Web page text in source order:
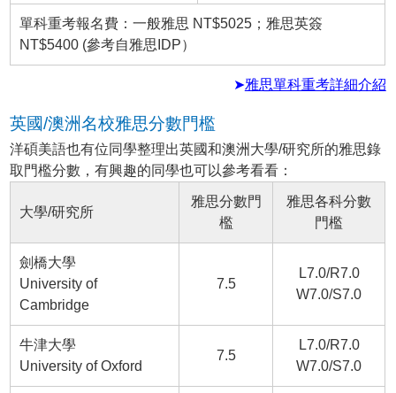
單科重考報名費：一般雅思 NT$5025；雅思英簽
NT$5400 (參考自雅思IDP）
➤雅思單科重考詳細介紹
英國/澳洲名校雅思分數門檻
洋碩美語也有位同學整理出英國和澳洲大學/研究所的雅思錄
取門檻分數，有興趣的同學也可以參考看看：
大學/研究所
雅思分數門
檻
雅思各科分數
門檻
劍橋大學
University of
Cambridge
7.5
L7.0/R7.0
W7.0/S7.0
牛津大學
University of Oxford
7.5
L7.0/R7.0
W7.0/S7.0